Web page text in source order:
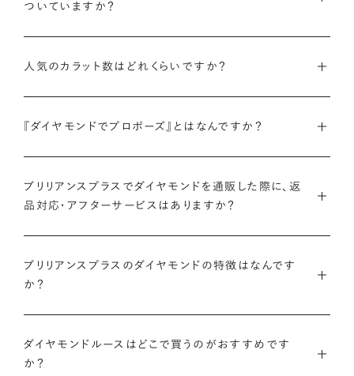
富なバリエーションを実現しています。
想いを託すのにふさわしい高品質な輝きを、多くの方にご提供
ついていますか？
大手鑑定機関（第三者鑑定機関）が発行した鑑定書（ダイヤモン
さらに、ブリリアンスプラスでは自社で検査を実施し、独自に設
人気のカラット数はどれくらいですか？
さを兼ね備えた0.300〜0.399カラットが人気ですが、最近で
ブリリアンスプラスのダイヤモンド人気ランキングを見る
また、ブリリアンスプラスではお相手のお誕生日など、思い入れ
のある日付にちなんだカラット数にする『アニバーサリーダイヤ
アニバーサリーダイヤモンドについて
『ダイヤモンドでプロポーズ』とはなんですか？
成功したらパートナーと一緒に婚約指輪やネックレスのデザイ
ンを選ぶ、新しいプロポーズの形です。
ご用意しているため、思い出の日にちなんだカラット数のダイヤ
モンドや、ペアシェイプやエメラルドカットなどお相手の印象に
ダイヤモンドでプロポーズについて
ブリリアンスプラスでダイヤモンドを通販した際に、返
品対応・アフターサービスはありますか？
間の返品保証を設けています。
愛用いただけるよう、充実したアフターケアサービスもご用意し
ております。
ブリリアンスプラスのダイヤモンドの特徴はなんです
か？
種類、品質、価格に至るまで、あらゆる価値観に合う多様なダイ
ヤモンドをご用意しています。一般的な天然のラウンドシェイプ
ダイヤモンドルースはどこで買うのがおすすめです
か？